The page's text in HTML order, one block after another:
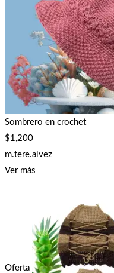
Sombrero en crochet
$1,200
m.tere.alvez
Ver más
Oferta